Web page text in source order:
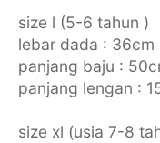
size l (5-6 tahun )
lebar dada : 36cm
panjang baju :
panjang lengan :
size xl (usia 7-8